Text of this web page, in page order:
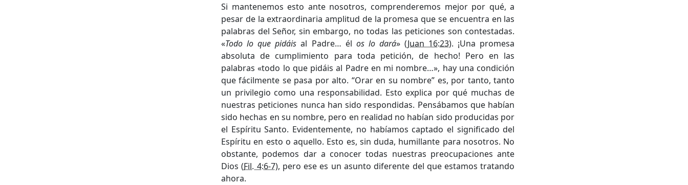
Si mantenemos esto ante nosotros, comprenderemos mejor por qué, a
pesar de la extraordinaria amplitud de la promesa que se encuentra en las
palabras del Señor, sin embargo, no todas las peticiones son contestadas.
«Todo lo que pidáis al Padre… él os lo dará» (Juan 16:23). ¡Una promesa
absoluta de cumplimiento para toda petición, de hecho! Pero en las
palabras «todo lo que pidáis al Padre en mi nombre…», hay una condición
que fácilmente se pasa por alto. “Orar en su nombre” es, por tanto, tanto
un privilegio como una responsabilidad. Esto explica por qué muchas de
nuestras peticiones nunca han sido respondidas. Pensábamos que habían
sido hechas en su nombre, pero en realidad no habían sido producidas por
el Espíritu Santo. Evidentemente, no habíamos captado el significado del
Espíritu en esto o aquello. Esto es, sin duda, humillante para nosotros. No
obstante, podemos dar a conocer todas nuestras preocupaciones ante
Dios (Fil. 4:6-7), pero ese es un asunto diferente del que estamos tratando
ahora.